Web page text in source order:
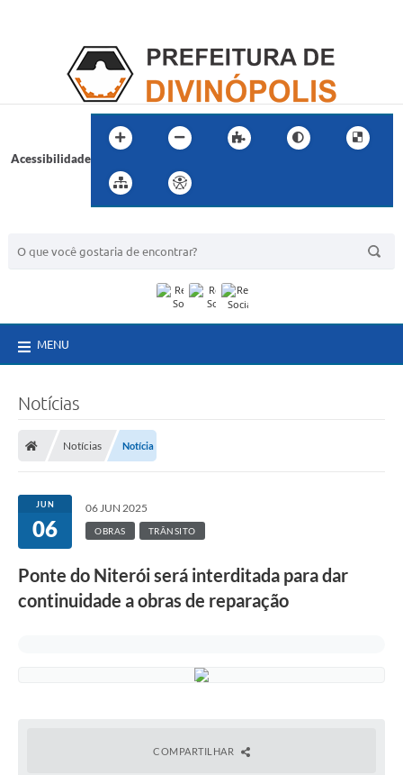
Acessibilidade
MENU
Notícias
Notícias Notícia
JUN
06
06 JUN 2025
OBRAS TRÂNSITO
Ponte do Niterói será interditada para dar
continuidade a obras de reparação
COMPARTILHAR